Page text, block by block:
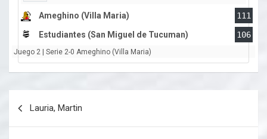
Ameghino (Villa Maria)
111
Estudiantes (San Miguel de Tucuman)
106
Juego 2 | Serie 2-0 Ameghino (Villa Maria)
Lauria, Martin